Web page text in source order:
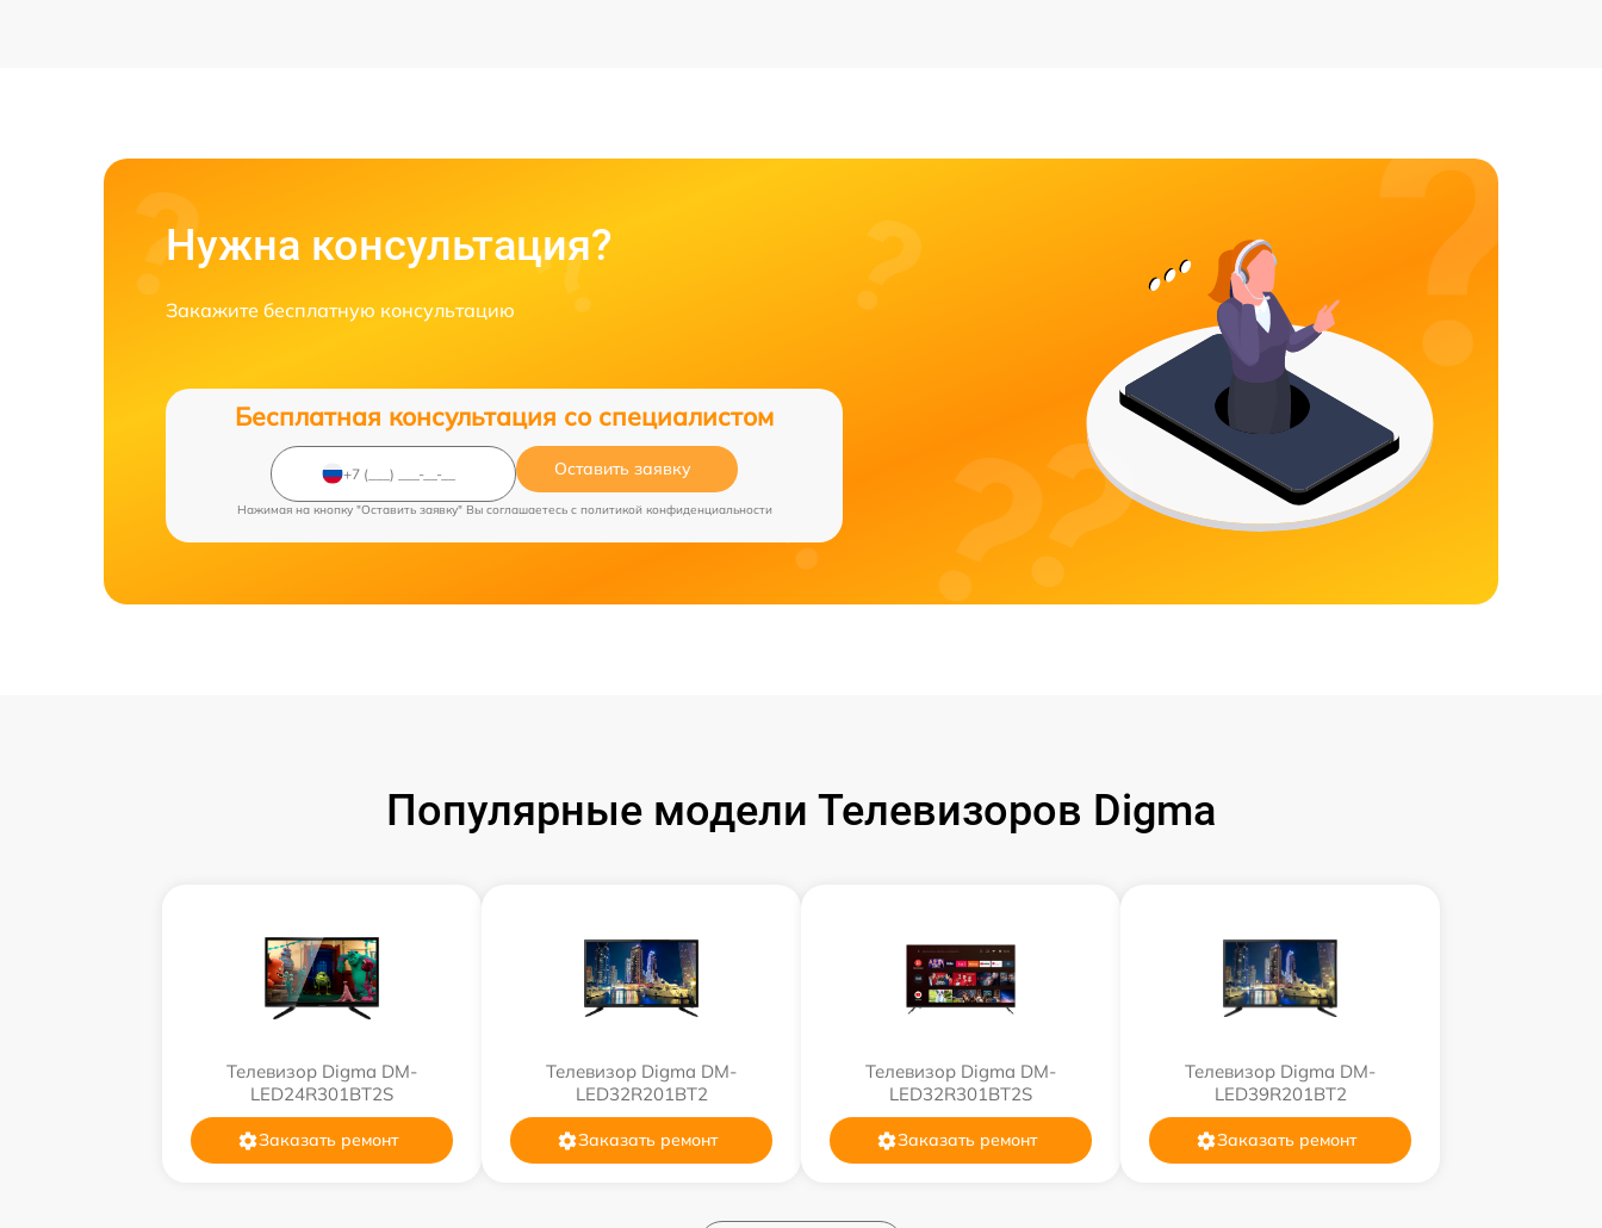
Нужна консультация?
Закажите бесплатную консультацию
Бесплатная консультация со специалистом
Оставить заявку
Нажимая на кнопку "Оставить заявку" Вы соглашаетесь c политикой конфиденциальности
Популярные модели Телевизоров Digma
Телевизор Digma DM-
LED24R301BT2S
Заказать ремонт
Телевизор Digma DM-
LED32R201BT2
Заказать ремонт
Телевизор Digma DM-
LED32R301BT2S
Заказать ремонт
Телевизор Digma DM-
LED39R201BT2
Заказать ремонт